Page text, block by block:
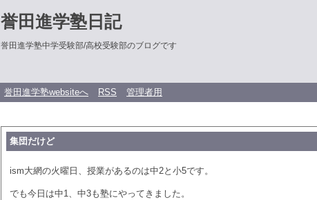
誉田進学塾日記
誉田進学塾中学受験部/高校受験部のブログです
誉田進学塾websiteへ RSS 管理者用
集団だけど
ism大網の火曜日、授業があるのは中2と小5です。
でも今日は中1、中3も塾にやってきました。